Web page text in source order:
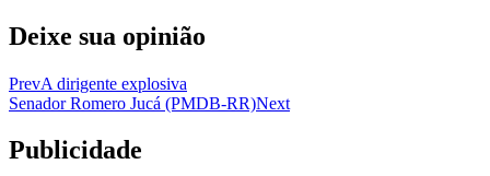
Deixe sua opinião
PrevA dirigente explosiva
Senador Romero Jucá (PMDB-RR)Next
Publicidade